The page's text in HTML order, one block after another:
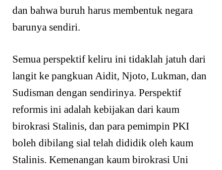
dan bahwa buruh harus membentuk negara
barunya sendiri.
Semua perspektif keliru ini tidaklah jatuh dari
langit ke pangkuan Aidit, Njoto, Lukman, dan
Sudisman dengan sendirinya. Perspektif
reformis ini adalah kebijakan dari kaum
birokrasi Stalinis, dan para pemimpin PKI
boleh dibilang sial telah dididik oleh kaum
Stalinis. Kemenangan kaum birokrasi Uni